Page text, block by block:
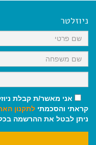
ניוזלטר
אני מאשר/ת קבלת
קראתי והסכמתי לתקנון
ניתן לבטל את ההרשמה